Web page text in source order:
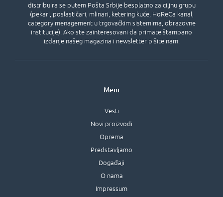
distribuira se putem Pošta Srbije besplatno za ciljnu grupu
(pekari, poslastičari, mlinari, ketering kuće, HoReCa kanal,
category menagement u trgovačkim sistemima, obrazovne
institucije). Ako ste zainteresovani da primate štampano
izdanje našeg magazina i newsletter pišite nam.
Meni
Vesti
Novi proizvodi
Oprema
Predstavljamo
Događaji
O nama
Impressum